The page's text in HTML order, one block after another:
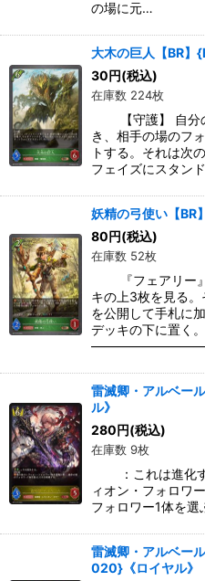
の場に元…
大木の巨人【BR】
30円(税込)
在庫数 224枚
【守護】 自分の
き、相手の場のフ
トする。それは次
フェイズにスタンド
妖精の弓使い【BR
80円(税込)
在庫数 52枚
『フェアリー』
キの上3枚を見る
を公開して手札に
デッキの下に置く。
雷滅卿・アルベー
ル》
280円(税込)
在庫数 9枚
：これは進化す
ィオン・フォロワ
フォロワー1体を選
雷滅卿・アルベー
020}《ロイヤル》